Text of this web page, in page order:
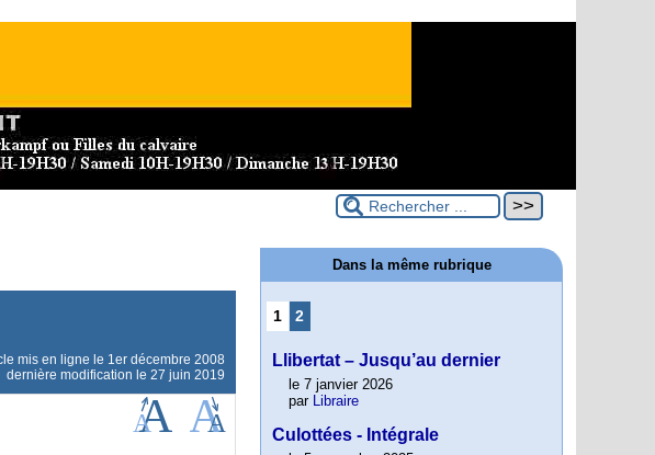
mis en ligne le 1er décembre 2008
dernière modification le 27 juin 2019
Dans la même rubrique
1 2
Llibertat – Jusqu’au dernier
le 7 janvier 2026
par Libraire
Culottées - Intégrale